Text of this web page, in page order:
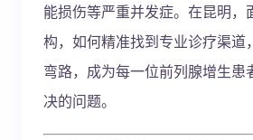
能损伤等严重并发症。在昆明，
构，如何精准找到专业诊疗渠道
弯路，成为每一位前列腺增生患
决的问题。